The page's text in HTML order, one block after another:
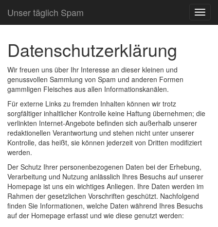
Unser täglich Spam
Datenschutzerklärung
Wir freuen uns über Ihr Interesse an dieser kleinen und
genussvollen Sammlung von Spam und anderen Formen
gammligen Fleisches aus allen Informationskanälen.
Für externe Links zu fremden Inhalten können wir trotz
sorgfältiger inhaltlicher Kontrolle keine Haftung übernehmen; die
verlinkten Internet-Angebote befinden sich außerhalb unserer
redaktionellen Verantwortung und stehen nicht unter unserer
Kontrolle, das heißt, sie können jederzeit von Dritten modifiziert
werden.
Der Schutz Ihrer personenbezogenen Daten bei der Erhebung,
Verarbeitung und Nutzung anlässlich Ihres Besuchs auf unserer
Homepage ist uns ein wichtiges Anliegen. Ihre Daten werden im
Rahmen der gesetzlichen Vorschriften geschützt. Nachfolgend
finden Sie Informationen, welche Daten während Ihres Besuchs
auf der Homepage erfasst und wie diese genutzt werden: